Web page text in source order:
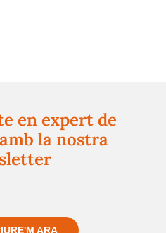
en expert de
la nostra
ARA